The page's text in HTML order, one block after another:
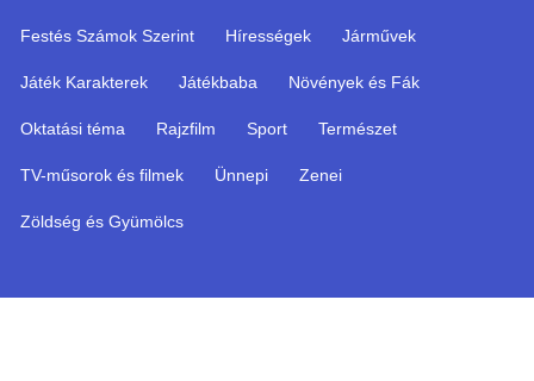
Festés Számok Szerint Hírességek Járművek
Játék Karakterek Játékbaba Növények és Fák
Oktatási téma Rajzfilm Sport Természet
TV-műsorok és filmek Ünnepi Zenei
Zöldség és Gyümölcs